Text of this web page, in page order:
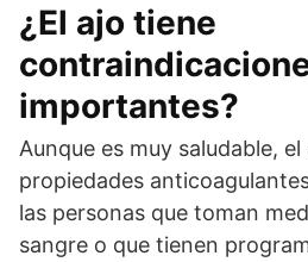
¿El ajo tiene
importantes?
Aunque es muy saludable,
propiedades
las personas que toman
sangre o que tienen